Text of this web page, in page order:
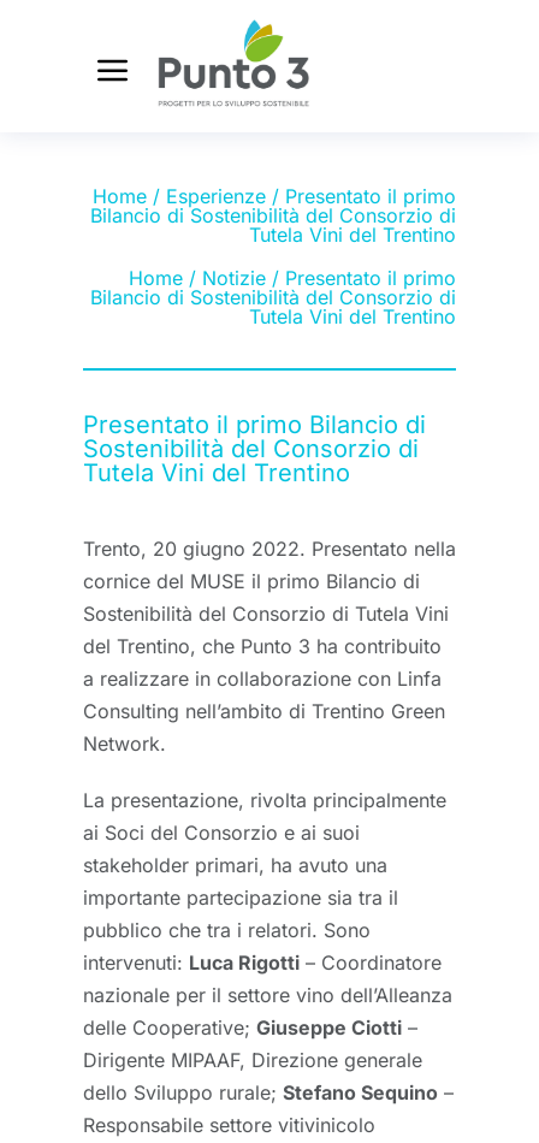
Home / Esperienze / Presentato il primo
Bilancio di Sostenibilità del Consorzio di
Tutela Vini del Trentino
Home / Notizie / Presentato il primo
Bilancio di Sostenibilità del Consorzio di
Tutela Vini del Trentino
Presentato il primo Bilancio di
Sostenibilità del Consorzio di
Tutela Vini del Trentino
Trento, 20 giugno 2022. Presentato nella
cornice del MUSE il primo Bilancio di
Sostenibilità del Consorzio di Tutela Vini
del Trentino, che Punto 3 ha contribuito
a realizzare in collaborazione con Linfa
Consulting nell’ambito di Trentino Green
Network.
La presentazione, rivolta principalmente
ai Soci del Consorzio e ai suoi
stakeholder primari, ha avuto una
importante partecipazione sia tra il
pubblico che tra i relatori. Sono
intervenuti: Luca Rigotti – Coordinatore
nazionale per il settore vino dell’Alleanza
delle Cooperative; Giuseppe Ciotti –
Dirigente MIPAAF, Direzione generale
dello Sviluppo rurale; Stefano Sequino –
Responsabile settore vitivinicolo